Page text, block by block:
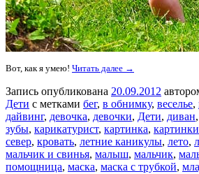
Вот, как я умею! Читать далее →
Запись опубликована 20.09.2012
Дети с метками бег, в обнимку, веселье,
дайвинг, девочка, девочки, Дети, диван,
зубы, карикатурист, картинка, картинки
север, кровать, летние каникулы, лето,
мальчик и свинья, малыш, мальчик,
помощница, маска, маска с трубкой,